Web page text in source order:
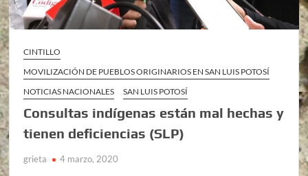
CINTILLO
MOVILIZACIÓN DE PUEBLOS ORIGINARIOS EN SAN LUIS POTOSÍ
NOTICIAS NACIONALES
SAN LUIS POTOSÍ
Consultas indígenas están mal hechas y
tienen deficiencias (SLP)
grieta 4 marzo, 2020